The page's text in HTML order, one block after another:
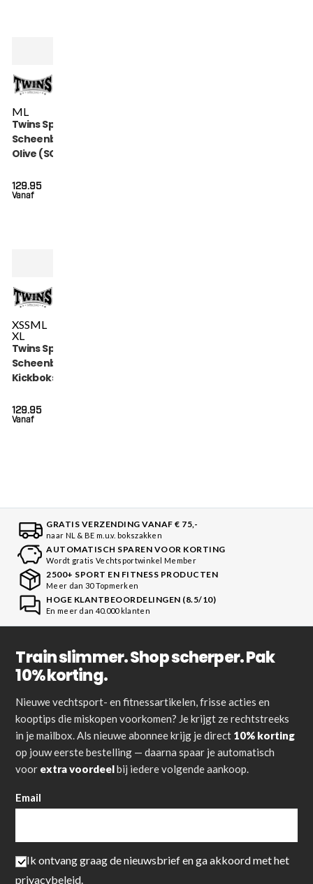
ML
Twins Special
Scheenbeschermers
Olive (SGL 7 OLIVE)
Vanaf
129.95
XSSML
XL
Twins Special
Scheenbeschermers
Kickboksen (SGL 7
Vanaf
129.95
GRATIS VERZENDING VANAF € 75,-
naar NL & BE m.u.v. bokszakken
AUTOMATISCH SPAREN VOOR KORTING
Wordt gratis Vechtsportwinkel Member
2500+ SPORT EN FITNESS PRODUCTEN
Meer dan 30 Topmerken
HOGE KLANTBEOORDELINGEN (8.5/10)
En meer dan 40.000 klanten
Train slimmer. Shop scherper. Pak
10% korting.
Nieuwe vechtsport- en fitnessartikelen, frisse acties en
kooptips die miskopen voorkomen? Je krijgt ze rechtstreeks
in je mailbox. Als nieuwe abonnee krijg je direct 10% korting
op jouw eerste bestelling — daarna spaar je automatisch
voor extra voordeelbij iedere volgende aankoop.
Email
Ik ontvang graag de nieuwsbrief en ga akkoord met het
privacybeleid